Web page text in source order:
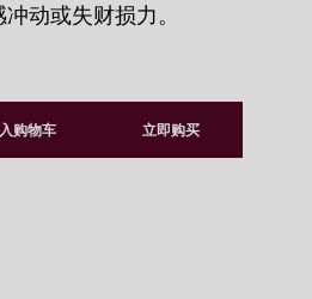
动或失财损力。
意老天珠 quantity
购物车 立即购买